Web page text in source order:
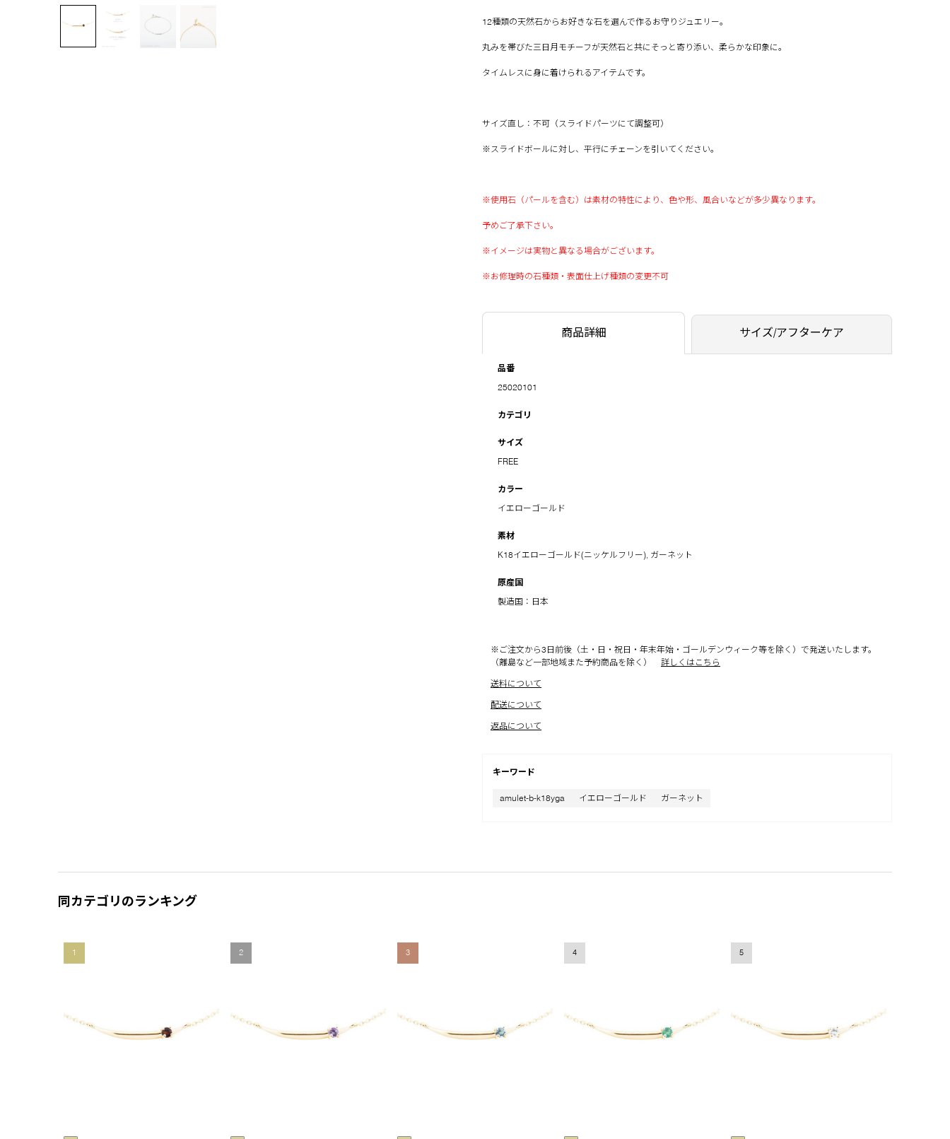
12種類の天然石からお好きな石を選んで作るお守りジュエリー。
丸みを帯びた三日月モチーフが天然石と共にそっと寄り添い、柔らかな印象に。
タイムレスに身に着けられるアイテムです。
サイズ直し：不可（スライドパーツにて調整可）
※スライドボールに対し、平行にチェーンを引いてください。
※使用石（パールを含む）は素材の特性により、色や形、風合いなどが多少異なります。
予めご了承下さい。
※イメージは実物と異なる場合がございます。
※お修理時の石種類・表面仕上げ種類の変更不可
商品詳細 サイズ/アフターケア
品番
25020101
カテゴリ
サイズ
FREE
カラー
イエローゴールド
素材
K18イエローゴールド(ニッケルフリー), ガーネット
原産国
製造国：日本
※ご注文から3日前後（土・日・祝日・年末年始・ゴールデンウィーク等を除く）で発送いたします。
（離島など一部地域また予約商品を除く）
詳しくはこちら
送料について
配送について
返品について
キーワード
amulet-b-k18yga イエローゴールド ガーネット
同カテゴリのランキング
1 2 3 4 5